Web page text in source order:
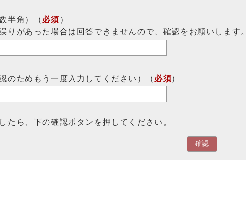
半角）（ 必須 ）
りがあった場合は回答できませんので、確認をお願いします。
のためもう一度入力してください）（ 必須）
たら、下の確認ボタンを押してください。
確認